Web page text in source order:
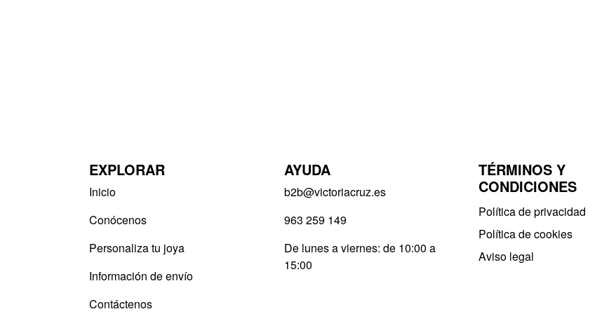
TÉRMINOS Y
CONDICIONES
Política de privacidad​
Política de cookies
Aviso legal
AYUDA
b2b@victoriacruz.es
963 259 149
De lunes a viernes: de 10:00 a
15:00
EXPLORAR
Inicio
Conócenos
Personaliza tu joya
Información de envío
Contáctenos